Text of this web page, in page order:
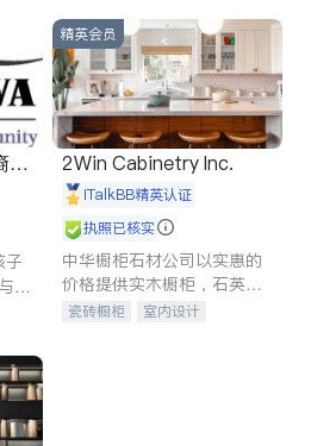
家
子
您
精英会员
2Win Cabinetry Inc.
iTalkBB精英认证
执照已核实
中华橱柜石材公司以实惠的
价格提供实木橱柜，石英石
台面，多种优质不锈钢水
瓷砖橱柜
室内设计